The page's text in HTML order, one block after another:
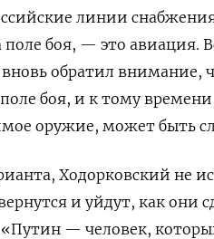
линии
боя, — это авиация.
обратил внимание,
боя, и к тому
оружие, может быть
Ходорковский не
и уйдут, как они
«Путин — человек,